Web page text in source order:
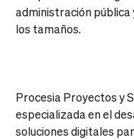
administración
los tamaños.
Procesia Proyectos y
especializada en el
soluciones digitales